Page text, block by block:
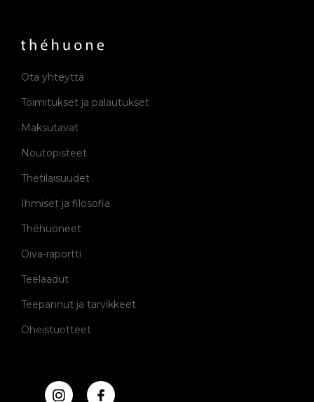
Ota yhteyttä
Toimitukset ja palautukset
Maksutavat
Noutopisteet
Thétilaisuudet
Ihmiset ja filosofia
Théhuoneet
Oiva-raportti
Teelaadut
Teepannut ja tarvikkeet
Oheistuotteet